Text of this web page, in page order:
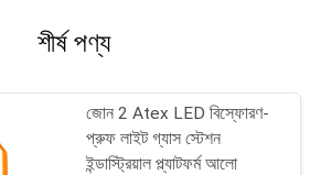
শীর্ষ পণ্য
জোন 2 Atex LED বিস্ফোরণ-
প্রুফ লাইট গ্যাস স্টেশন
ইন্ডাস্ট্রিয়াল প্ল্যাটফর্ম আলো